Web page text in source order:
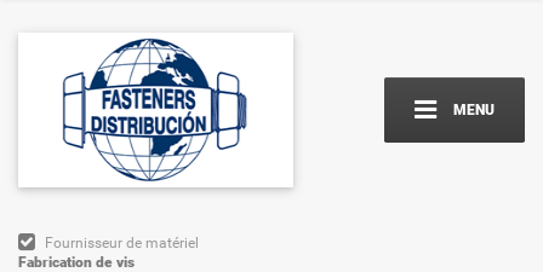
MENU
Fournisseur de matériel
Fabrication de vis